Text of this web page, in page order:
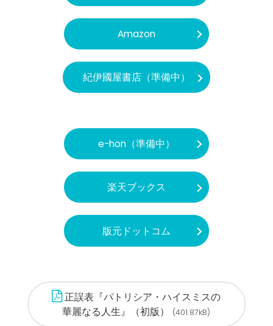
Amazon
紀伊國屋書店（準備中）
e-hon（準備中）
楽天ブックス
版元ドットコム
正誤表『パトリシア・ハイスミスの
華麗なる人生』（初版）
401.87kB